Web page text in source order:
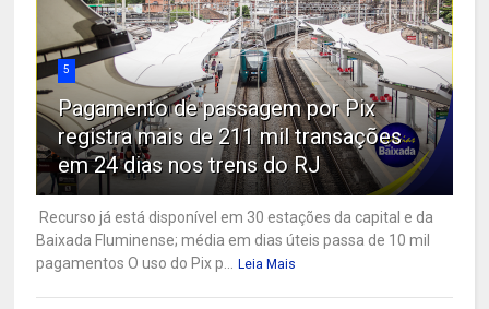
5
Pagamento de passagem por Pix
registra mais de 211 mil transações
em 24 dias nos trens do RJ
Recurso já está disponível em 30 estações da capital e da
Baixada Fluminense; média em dias úteis passa de 10 mil
pagamentos O uso do Pix p...
Leia Mais